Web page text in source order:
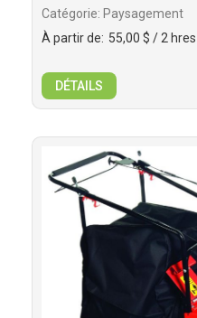
Catégorie: Paysagement
À partir de: 55,00 $ / 2 hres
DÉTAILS